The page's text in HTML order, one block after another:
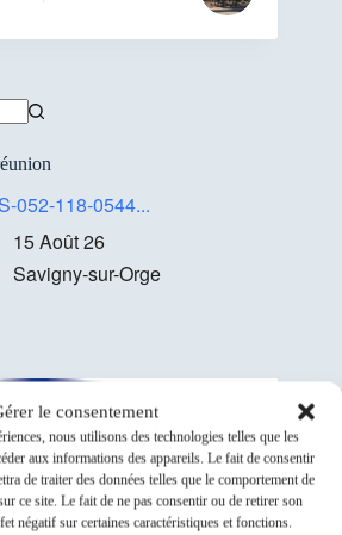
le consentement
nous utilisons des technologies telles que les
aux informations des appareils. Le fait de consentir
de traiter des données telles que le comportement de
ce site. Le fait de ne pas consentir ou de retirer son
négatif sur certaines caractéristiques et fonctions.
052-118-0544...
15 Août 26
Savigny-sur-Orge